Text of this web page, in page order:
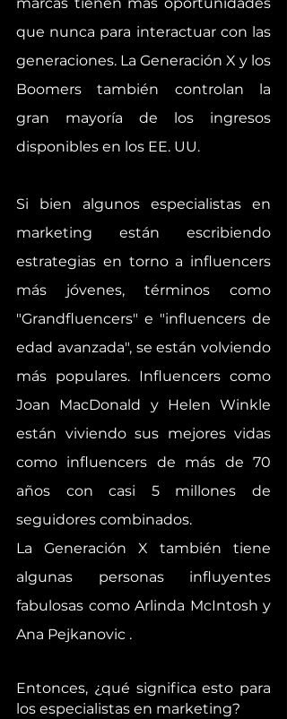
que nunca para interactuar con las
generaciones. La Generación X y los
Boomers también controlan la
gran mayoría de los ingresos
disponibles en los EE. UU.
Si bien algunos especialistas en
marketing están escribiendo
estrategias en torno a influencers
más jóvenes, términos como
"Grandfluencers" e "influencers de
edad avanzada", se están volviendo
más populares. Influencers como
Joan MacDonald y Helen Winkle
están viviendo sus mejores vidas
como influencers de más de 70
años con casi 5 millones de
seguidores combinados.
La Generación X también tiene
algunas personas influyentes
fabulosas como Arlinda McIntosh y
Ana Pejkanovic .
Entonces, ¿qué significa esto para
los especialistas en marketing?